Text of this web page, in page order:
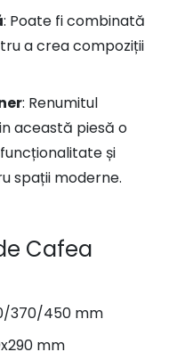
: Poate fi combinată
a crea compoziții
: Renumitul
această piesă o
și
spații moderne.
Cafea
370/450 mm
mm